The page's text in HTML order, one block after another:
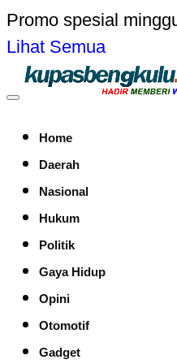
Promo spesial
Lihat Semua
Home
Daerah
Nasional
Hukum
Politik
Gaya Hidup
Opini
Otomotif
Gadget